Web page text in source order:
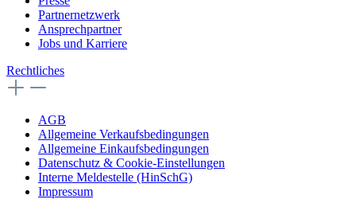
Partnernetzwerk
Ansprechpartner
Jobs und Karriere
Rechtliches
AGB
Allgemeine Verkaufsbedingungen
Allgemeine Einkaufsbedingungen
Datenschutz & Cookie-Einstellungen
Interne Meldestelle (HinSchG)
Impressum